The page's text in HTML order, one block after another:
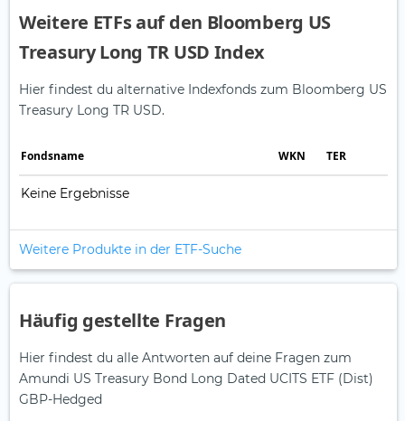
Weitere ETFs auf den Bloomberg US
Treasury Long TR USD Index
Hier findest du alternative Indexfonds zum Bloomberg US
Treasury Long TR USD.
Fonds­name WKN TER
Keine Ergebnisse
Weitere Produkte in der ETF-Suche
Häufig gestellte Fragen
Hier findest du alle Antworten auf deine Fragen zum
Amundi US Treasury Bond Long Dated UCITS ETF (Dist)
GBP-Hedged